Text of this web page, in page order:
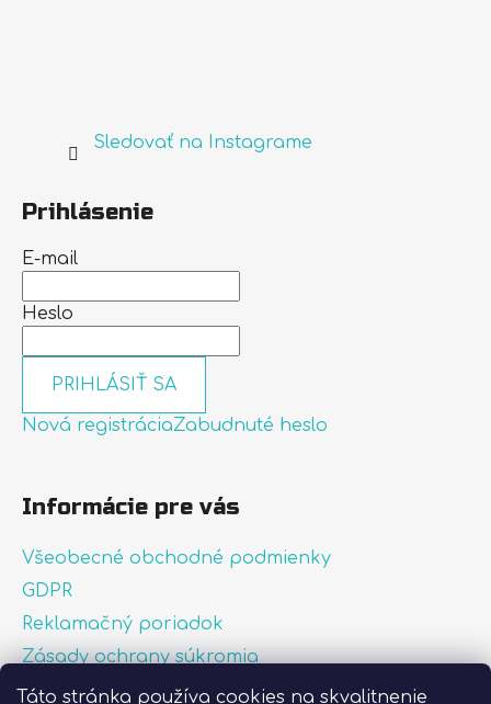
Táto stránka používa cookies na skvalitnenie
Sledovať na Instagrame
Prihlásenie
E-mail
Heslo
PRIHLÁSIŤ SA
Nová registráciaZabudnuté heslo
Informácie pre vás
Všeobecné obchodné podmienky
GDPR
Reklamačný poriadok
Zásady ochrany súkromia
Zásady používania súborov cookies